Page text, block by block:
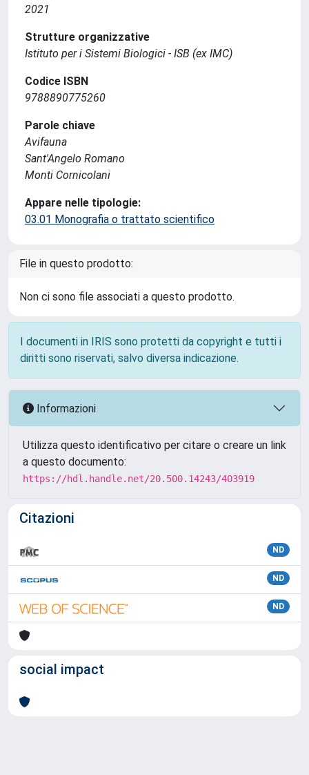
2021
Strutture organizzative
Istituto per i Sistemi Biologici - ISB (ex IMC)
Codice ISBN
9788890775260
Parole chiave
Avifauna
Sant'Angelo Romano
Monti Cornicolani
Appare nelle tipologie:
03.01 Monografia o trattato scientifico
File in questo prodotto:
Non ci sono file associati a questo prodotto.
I documenti in IRIS sono protetti da copyright e tutti i
diritti sono riservati, salvo diversa indicazione.
Informazioni
Utilizza questo identificativo per citare o creare un link
a questo documento:
https://hdl.handle.net/20.500.14243/403919
Citazioni
ND
ND
ND
social impact